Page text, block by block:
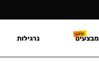
מבצעים נרגילות